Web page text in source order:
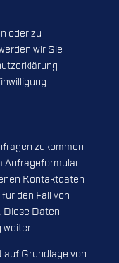
oder zu
wir Sie
zukommen
Anfrageformular
Kontaktdaten
den Fall von
Diese Daten
weiter.
Grundlage von